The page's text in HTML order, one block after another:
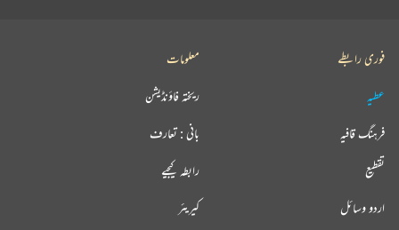
فوری رابطے
عطیہ
فرہنگ قافیہ
تقطیع
اردو وسائل
معلومات
ریختہ فاؤنڈیشن
بانی : تعارف
رابطہ کیجیے
کیریئر